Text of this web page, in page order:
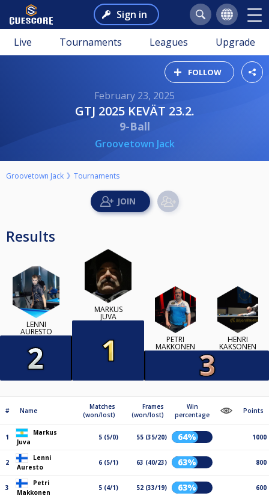
Sign in
Live Tournaments Leagues Upgrade
FOLLOW
February 23, 2025
GTJ 2025 KEVÄT 23.2.
9-Ball
Groovetown Jack
Groovetown Jack Tournaments
Results
LENNI
AURESTO
MARKUS
JUVA
PETRI
MAKKONEN
HENRI
KAKSONEN
# Name
Matches
(won/lost)
Frames
(won/lost)
Win
percentage
Points
1
Markus
Juva
5 (5/0) 55 (35/20) 64% 1000
2
Lenni
Auresto
6 (5/1) 63 (40/23) 63% 800
3
Petri
Makkonen
5 (4/1) 52 (33/19) 63% 600